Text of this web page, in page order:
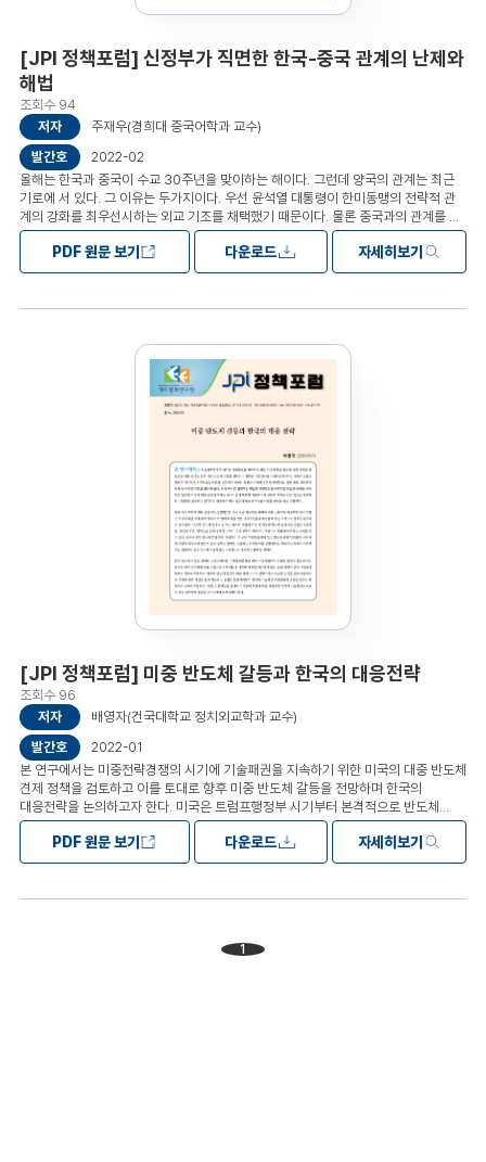
기후변화와 국제경제 넥서스 4. 기후변화와 국제개발 넥서스 5. 기후변화와 안보
[JPI 정책포럼] 신정부가 직면한 한국-중국 관계의 난제와
해법
조회수 94
저자
주재우(경희대 중국어학과 교수)
발간호
2022-02
올해는 한국과 중국이 수교 30주년을 맞이하는 해이다. 그런데 양국의 관계는 최근
기로에 서 있다. 그 이유는 두가지이다. 우선 윤석열 대통령이 한미동맹의 전략적 관
계의 강화를 최우선시하는 외교 기조를 채택했기 때문이다. 물론 중국과의 관계를 소
홀히 한다는 의미는 전혀 아니다. 다만 대 중국 외교에서 윤석열 대통령은 지난 5년
간 국민의 시각에서 다소 균형에서 벗어난 것처럼 보일 수 있었던 외교를 바로잡겠다
는 의도임은 분명하다. 두 번째 이유는 중국이 한국에서의 사드
이런 상황에서 한중 양국이 관계 개선을 위한 전략적 기회를 포착하는 것은 외교적 난
중국이 사설을 통해 우리 정부에 내놓는 메세지는 다소 대등하지 않은 관계를 전제한
것처럼 해석된다. 중국은 상호 존중이라는 윤석열 정부의 외교 기조를 이해하고, 대등
한 관계에서 한중 관계의 어려움을 풀어가려는 노력을 기울어야 한다. 한국은 정치적
이해 관계에 따라, 대 중국 정책을 추진하는 것보다는 국민들의 정서와 요구에 귀를
기울이고자 하는 자세가 필요하다. 우리 국민들이 중국에 갖는 우려를 이해하고, 상호
존중이라는 원칙에 입각한 대중 정책을 견지해나갈 필요가 있다.
대중 정책의 방향과 관련해서, 먼저 우리 정부는 중국의 비대칭적 외교 관계 설정에
대해선 용인하지 않는게 바람직하다. 대외정세의 변화에 따라 우리의 대외전략도 그
에 상응하게 변화하고 움직여야 한다. 다음 중국은 우리의 정체성, 가치와 영토주권에
대해서도 존중하는 태도를 보일 필요가 있다. ‘실사구시’ 접근전략이다. 중국인 스스
로도 14억 인구와 광활한 영토의 중국은 모두 알 수 없다고 한다. 중국을 다 알기가 힘
든 상황에서 유일하면서 가능한 최선의 방법은 사실(fact)
에 근거하는 것이다. 우리의 대중국전략의 기초는 여기서 건설되어야 한다.
목차Ⅰ. 서론Ⅱ. 중국의 기대감Ⅲ. 새정부의 도전과제: 우리의 대중인식문제 해결Ⅳ. 중국
의 경제적 가치 논리Ⅴ. 정책적 고려사항
PDF 원문 보기 다운로드 자세히보기
[JPI 정책포럼] 미중 반도체 갈등과 한국의 대응전략
조회수 96
저자
배영자(건국대학교 정치외교학과 교수)
발간호
2022-01
본 연구에서는 미중전략경쟁의 시기에 기술패권을 지속하기 위한 미국의 대중 반도체
견제 정책을 검토하고 이를 토대로 향후 미중 반도체 갈등을 전망하며 한국의
대응전략을 논의하고자 한다. 미국은 트럼프행정부 시기부터 본격적으로 반도체
부문에서 중국의 도전을 견제하기 위해 관세부과, 거래 제한, 해외투자 규제 등
다양한 카드를 활용해 왔다. 현재 바이든 행정부는 반도체 지원법안을 마련하고
반도체 동맹을 구축하고 있으며 미국의 대중 반도체 견제는 중국기업의 반도체
관점에서 미국 반도체 패권의 지속을 낙관할 수만은 없는 상황이다. 현재 미국 의회에
손실 누적으로 장기간 유지되기 쉽지 않다. 미국발 반도체 동맹의 두 축인 한국과
PDF 원문 보기 다운로드 자세히보기
1